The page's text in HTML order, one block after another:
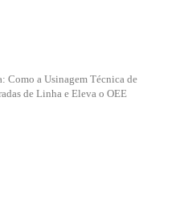
Como a Usinagem Técnica de
de Linha e Eleva o OEE